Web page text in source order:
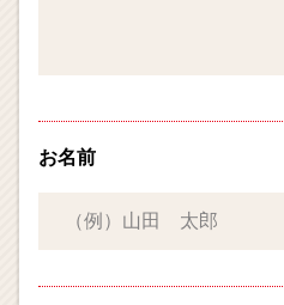
お名前